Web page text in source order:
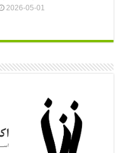
2026-05-01